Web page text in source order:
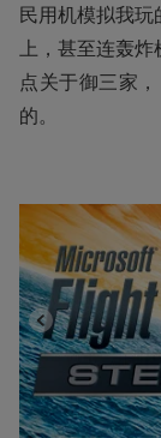
民用机模拟我
上，甚至连轰
点关于御三家
的。